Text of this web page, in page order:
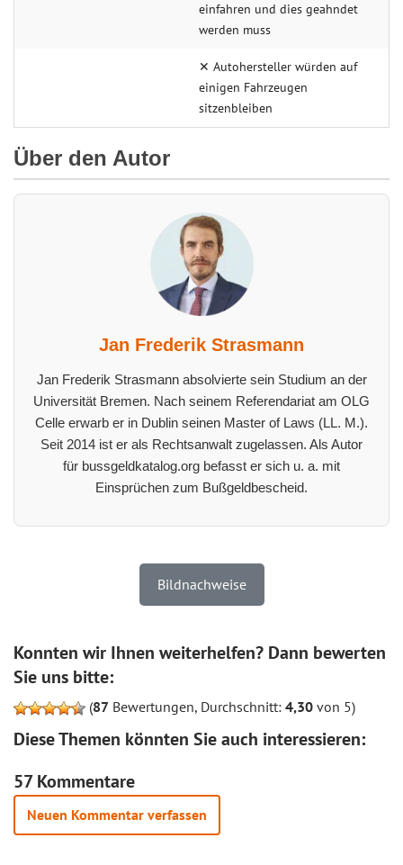
einfahren und dies geahndet
werden muss
✕ Autohersteller würden auf
einigen Fahrzeugen
sitzenbleiben
Über den Autor
Jan Frederik Strasmann
Jan Frederik Strasmann absolvierte sein Studium an der
Universität Bremen. Nach seinem Referendariat am OLG
Celle erwarb er in Dublin seinen Master of Laws (LL. M.).
Seit 2014 ist er als Rechtsanwalt zugelassen. Als Autor
für bussgeldkatalog.org befasst er sich u. a. mit
Einsprüchen zum Bußgeldbescheid.
Bildnachweise
Konnten wir Ihnen weiterhelfen? Dann bewerten
Sie uns bitte:
(87 Bewertungen, Durchschnitt: 4,30 von 5)
Diese Themen könnten Sie auch interessieren:
57 Kommentare
Neuen Kommentar verfassen